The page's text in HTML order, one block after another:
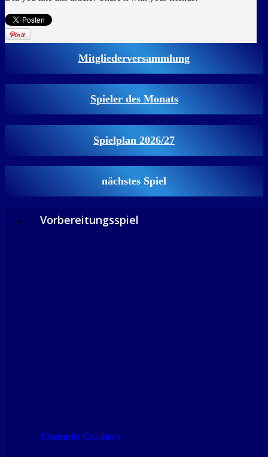
Mitgliederversammlung
Spieler des Monats
Spielplan 2026/27
nächstes Spiel
Vorbereitungsspiel
Chemnitz Crashers